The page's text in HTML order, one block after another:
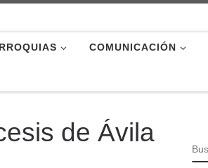
COMUNICACIÓN
de Ávila